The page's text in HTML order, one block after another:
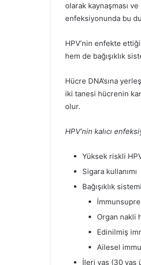
olarak kaynaşması
enfeksiyonunda bu
HPV’nin enfekte
hem de bağışıklık
Hücre DNA’sına
iki tanesi hücrenin
olur.
HPV’nin kalıcı
Yüksek riskli
Sigara kullanımı
Bağışıklık
Organ nakli
Edinilmiş
Ailesel
İleri yaş (30 yaş